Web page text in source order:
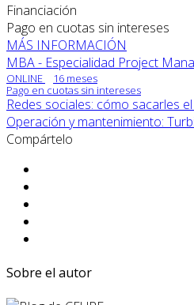
Financiación
Pago en cuotas sin intereses
MÁS INFORMACIÓN
MBA - Especialidad Project
ONLINE
16 meses
Pago en cuotas sin intereses
Redes sociales: cómo sacarles
Operación y mantenimiento:
Compártelo
Sobre el autor